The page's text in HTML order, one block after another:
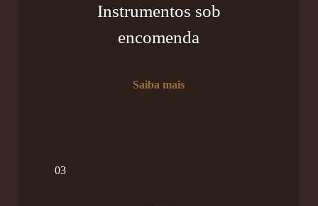
Instrumentos sob
encomenda
Saiba mais
03